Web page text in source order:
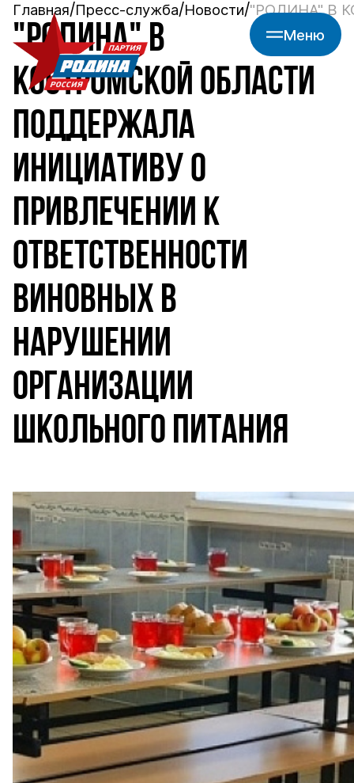
Меню
Главная Пресс-служба Новости "РОДИНА" В
"РОДИНА" В
КОСТРОМСКОЙ ОБЛАСТИ
ПОДДЕРЖАЛА
ИНИЦИАТИВУ О
ПРИВЛЕЧЕНИИ К
ОТВЕТСТВЕННОСТИ
ВИНОВНЫХ В
НАРУШЕНИИ
ОРГАНИЗАЦИИ
ШКОЛЬНОГО ПИТАНИЯ